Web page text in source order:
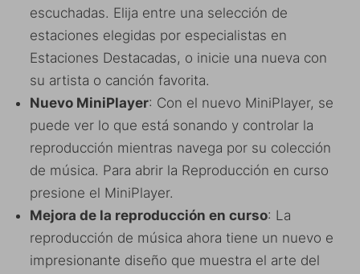
escuchadas. Elija entre una selección de
estaciones elegidas por especialistas en
Estaciones Destacadas, o inicie una nueva con
su artista o canción favorita.
Nuevo MiniPlayer: Con el nuevo MiniPlayer, se
puede ver lo que está sonando y controlar la
reproducción mientras navega por su colección
de música. Para abrir la Reproducción en curso
presione el MiniPlayer.
Mejora de la reproducción en curso: La
reproducción de música ahora tiene un nuevo e
impresionante diseño que muestra el arte del